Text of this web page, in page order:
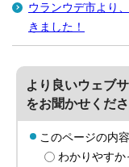
ウランウデ市より
きました！
より良いウェブ
をお聞かせくださ
このページの内
わかりやすか